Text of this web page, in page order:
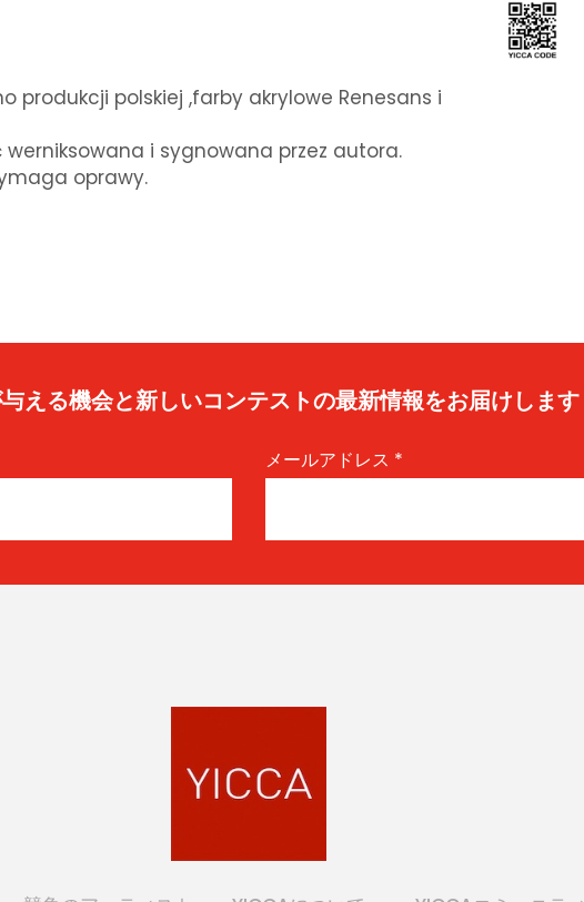
produkcji polskiej ,farby akrylowe Renesans i
werniksowana i sygnowana przez autora.
oprawy.
える機会と新しいコンテストの最新情報をお届けします
メールアドレス *